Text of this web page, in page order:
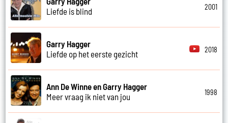
Liefde is blind
2001
Garry Hagger
Liefde op het eerste gezicht
2018
Ann De Winne en Garry Hagger
Meer vraag ik niet van jou
1998